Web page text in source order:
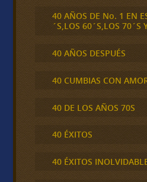
40 AÑOS DE No. 1 EN
´S,LOS 60´S,LOS 70´S
40 AÑOS DESPUÉS
40 CUMBIAS CON
40 DE LOS AÑOS 70S
40 ÉXITOS
40 ÉXITOS